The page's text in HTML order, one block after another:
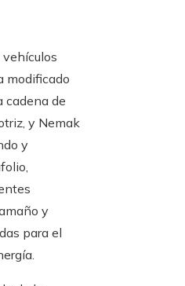
modificado
cadena de
y Nemak
y
y
para el